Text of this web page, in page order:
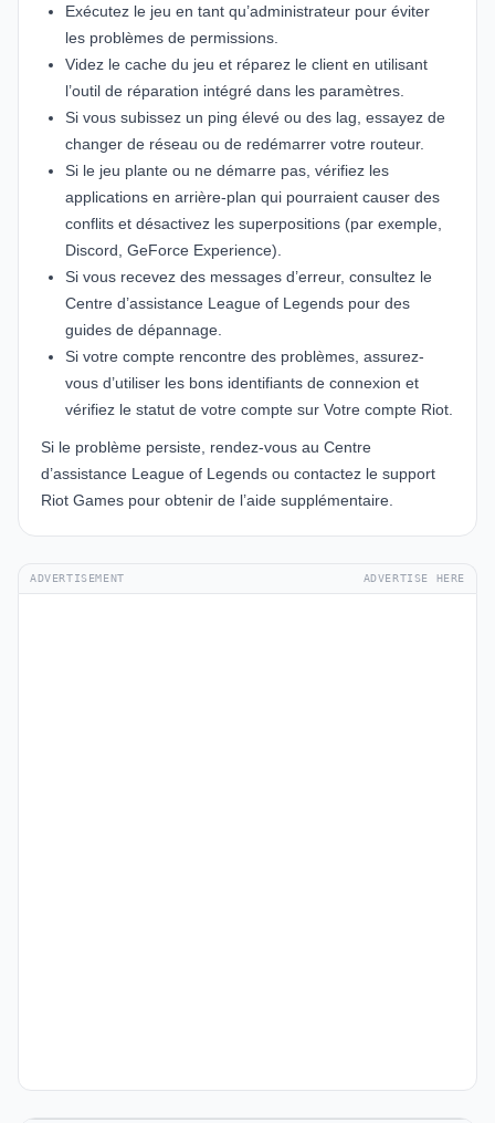
Exécutez le jeu en tant qu’administrateur pour éviter
les problèmes de permissions.
Videz le cache du jeu et réparez le client en utilisant
l’outil de réparation intégré dans les paramètres.
Si vous subissez un ping élevé ou des lag, essayez de
changer de réseau ou de redémarrer votre routeur.
Si le jeu plante ou ne démarre pas, vérifiez les
applications en arrière-plan qui pourraient causer des
conflits et désactivez les superpositions (par exemple,
Discord, GeForce Experience).
Si vous recevez des messages d’erreur, consultez le
Centre d’assistance League of Legends pour des
guides de dépannage.
Si votre compte rencontre des problèmes, assurez-
vous d’utiliser les bons identifiants de connexion et
vérifiez le statut de votre compte surVotre compte Riot
Si le problème persiste, rendez-vous au Centre
d’assistance League of Legends ou contactez le support
Riot Games pour obtenir de l’aide supplémentaire.
ADVERTISEMENT ADVERTISE HERE